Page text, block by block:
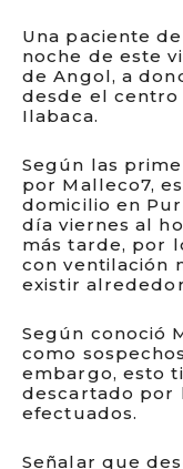
Una paciente
noche de este
de Angol, a
desde el centro
Ilabaca.
Según las
por Malleco7,
domicilio en
día viernes al
más tarde, por
con ventilación
existir
Según conoció
como
embargo, esto
descartado por
efectuados.
Señalar que